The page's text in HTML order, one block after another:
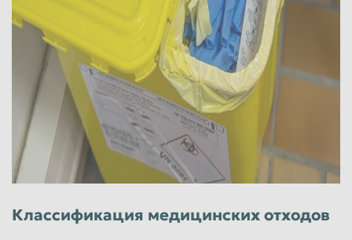
Тверь Тольятти
Тула
Тюмень Улан-Удэ
Ульяновск Уссурийск
Уфа Хабаровск
Химки Чебоксары
Чита Шахты
Классификация медицинских отходов